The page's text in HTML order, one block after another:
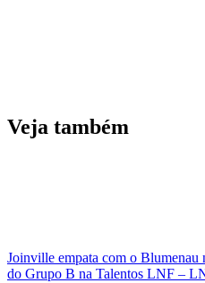
Veja também
Joinville empata com o Blumenau
do Grupo B na Talentos LNF –